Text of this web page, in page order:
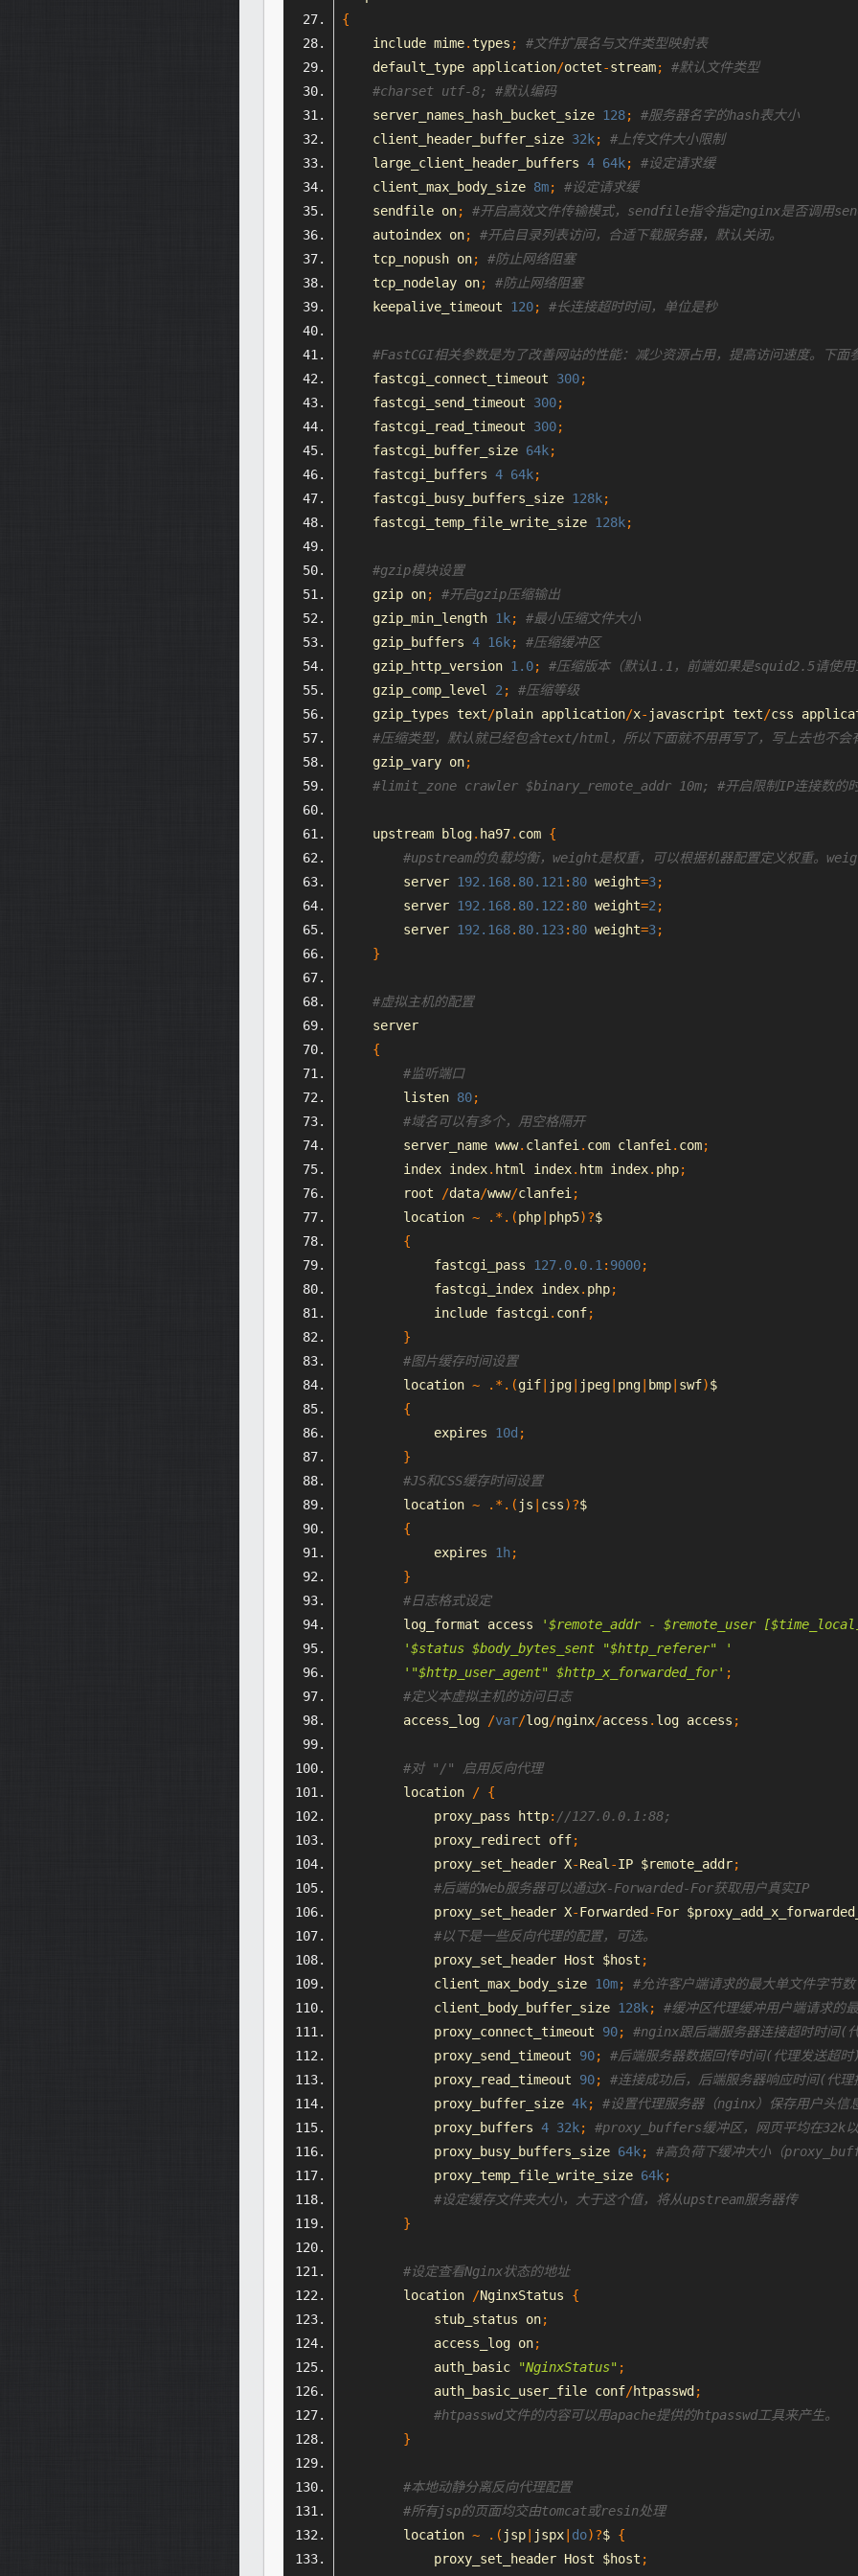
{
    include mime
.types ;
#文件扩展名与文件类型映射表
    default_type application
/octet-stream;
#默认文件类型
#charset utf-8; #默认编码
    server_names_hash_bucket_size
128; #服务器名字的hash表大小
    client_header_buffer_size
32k;
#上传文件大小限制
    large_client_header_buffers
4 64k;
#设定请求缓
    client_max_body_size
8m;
#设定请求缓
    sendfile on
;
#开启高效文件传输模式，sendfile指令指定nginx是否调用
    autoindex on
;
#开启目录列表访问，合适下载服务器，默认关闭。
    tcp_nopush on
;
#防止网络阻塞
    tcp_
nodelay on;
#防止网络阻塞
    keepalive_timeout
120; #长连接超时时间，单位是秒
#FastCGI相关参数是为了改善网站的性能：减少资源占用，提高访问速度。下面
    fastcgi_connect_timeout
300;
    fastcgi_send_timeout
300;
    fastcgi_read_timeout
300;
    fastcgi_buffer_size
64k;
    fastcgi_buffers
4 64k;
    fastcgi_busy_buffers_size
128k;
    fastcgi_temp_file_write_size
128k;
#gzip模块设置
    gzip on
;
#开启gzip压缩输出
    gzip_min_length
1k;
#最小压缩文件大小
    gzip_buffers
4 16k;
#压缩缓冲区
    gzip_http_version
1.0; #压缩版本（默认1.1， 前端如果是squid2.5请使用
    gzip_comp_level
2 ;
#压缩等级
    gzip_types text
/plain application/x- javascript text/css
#压缩类型，默认就已经包含text/html ，所以下面就不用再写了，写上去也不会
    gzip_vary on
;
#limit_zone crawler $binary_remote_addr 10m; #开启限制IP连接数的时
    upstream blog
. ha97. com {
#upstream的负载均衡，weight是权重，可以根据机器配置定义权重。
        server
192.168. 80.121 : 80 weight=3;
        server
192.168. 80.122 : 80 weight=2 ;
        server
192.168. 80.123: 80 weight=3;
}
#虚拟主机的配置
    server
{
#监听端口
        listen
80;
#域名可以有多个，用空格隔开
        server_name www
. clanfei . com clanfei . com;
        index index
. html index. htm index. php;
        root
/data/www/clanfei ;
        location
~ .*.(php php5)?$
{
            fastcgi_pass
127.0. 0.1 : 9000;
            fastcgi_index index
. php;
            include fastcgi
. conf;
}
#图片缓存时间设置
        location
~ .*.(gif jpg jpeg png bmp swf)$
{
            expires
10d ;
}
#JS和CSS缓存时间设置
        location
~ .*.( js css)?$
{
            expires
1h;
}
#日志格式设定
        log_format access
'$remote_addr - $remote_user
'$status $body_bytes_sent "$http_referer" '
'"$http_user_agent" $http_x_forwarded_for' ;
#定义本虚拟主机的访问日志
        access_log
/var/log/nginx/access . log access ;
#对 "/" 启用反向代理
        location
/ {
            proxy_pass http
: //127.0.0.1:88;
            proxy_redirect off
;
            proxy_set_header X
-Real -IP $remote_addr;
#后端的Web服务器可以通过X-Forwarded-For获取用户真实IP
            proxy_set_header X
-Forwarded -For
#以下是一些反向代理的配置，可选。
            proxy_set_header
Host $host ;
            client_max_body_size
10m;
#允许客户端请求的最大单文件字节数
            client_body_buffer_size
128k;
#缓冲区代理缓冲用户端请求的最
            proxy_connect_timeout
90;
#nginx跟后端服务器连接超时时间(
            proxy_send_timeout
90;
#后端服务器数据回传时间(代理发送超时)
            proxy_read_timeout
90;
#连接成功后，后端服务器响应时间(代理
            proxy_buffer_size
4k;
#设置代理服务器（nginx）保存用户头信
            proxy_buffers
4 32k; #proxy_buffers缓冲区， 网页平均在32k
            proxy_busy_buffers_size
64k;
#高负荷下缓冲大小（
            proxy_temp_file_write_size
64k;
#设定缓存文件夹大小，大于这个值，将从upstream服务器传
}
#设定查看Nginx状态的地址
        location
/NginxStatus
{
            stub_status on
;
            access_log on
;
            auth_basic
"NginxStatus" ;
            auth_basic_user_file conf
/htpasswd ;
#htpasswd文件的内容可以用apache提供的htpasswd工具来产生。
}
#本地动静分离反向代理配置
#所有jsp的页面均交由tomcat或resin处理
        location
~ .( jsp jspx do)?$ {
            proxy_set_header
Host $host ;